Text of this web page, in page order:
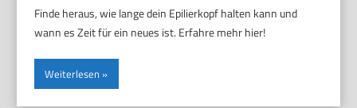
Finde heraus, wie lange dein Epilierkopf halten kann und
wann es Zeit für ein neues ist. Erfahre mehr hier!
Weiterlesen